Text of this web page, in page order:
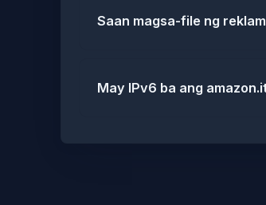
Saan magsa-file ng
May IPv6 ba ang